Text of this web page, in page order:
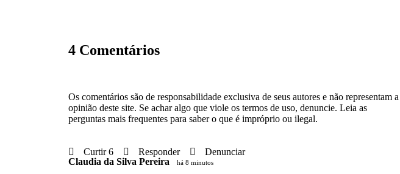
4 Comentários
Os comentários são de responsabilidade exclusiva de seus autores e não representam a
opinião deste site. Se achar algo que viole os termos de uso, denuncie. Leia as
perguntas mais frequentes para saber o que é impróprio ou ilegal.
Claudia da Silva Pereira há 8 minutos
Curtir 6 Responder Denunciar